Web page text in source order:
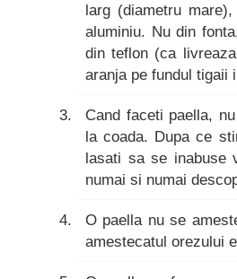
larg (diametru
aluminiu. Nu din
din teflon (ca
aranja pe fundul tigaii
Cand faceti paella,
la coada. Dupa ce
lasati sa se inabuse
numai si numai
O paella nu se
amestecatul orezului